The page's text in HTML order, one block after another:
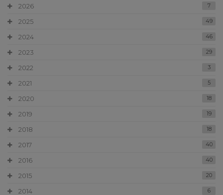
2026
7
2025 49
2024 46
2023 29
2022 3
2021 5
2020 18
2019 19
2018 18
2017 40
2016 40
2015 20
2014 6